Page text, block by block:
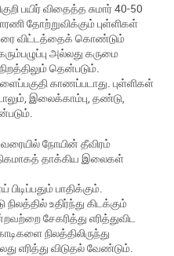
பயிர் விதைத்த சுமார் 40-50
தோற்றுவிக்கும் புள்ளிகள்
வரை விட்டத்தைக் கொண்டும்
அல்லது கருமை
தென்படும்.
காணப்படாது. புள்ளிகள்
இலைக்காம்பு, தண்டு,
வரையில் நோயின் தீவிரம்
தாக்கிய இலைகள்
பாதிக்கும்.
உதிர்ந்து கிடக்கும்
சேகரித்து எரித்துவிட
நிலத்திலிருந்து
எரித்து விடுதல் வேண்டும்.